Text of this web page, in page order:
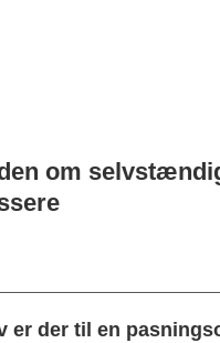
om
er der til en